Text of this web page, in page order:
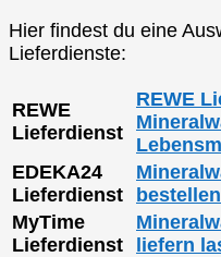
Hier findest du eine
Lieferdienste:
REWE
Lieferdienst
REWE
EDEKA24
Lieferdienst
bestellen
MyTime
Lieferdienst
liefern